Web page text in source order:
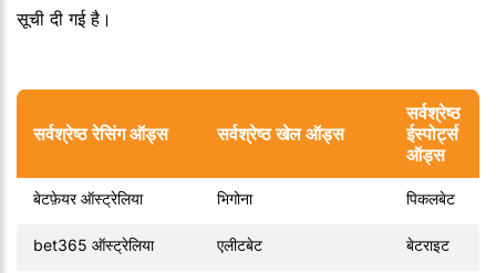
सूची दी गई है।
सर्वश्रेष्ठ रेसिंग ऑड्स सर्वश्रेष्ठ खेल ऑड्स
सर्वश्रेष्ठ
ईस्पोर्ट्स
ऑड्स
बेटफ़ेयर ऑस्ट्रेलिया भिगोना पिकलबेट
bet365 ऑस्ट्रेलिया एलीटबेट बेटराइट